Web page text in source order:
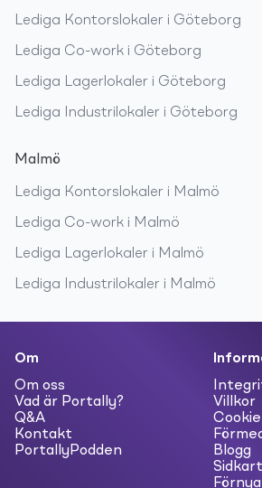
Lediga Kontorslokaler i Göteborg
Lediga Co-work i Göteborg
Lediga Lagerlokaler i Göteborg
Lediga Industrilokaler i Göteborg
Malmö
Lediga Kontorslokaler i Malmö
Lediga Co-work i Malmö
Lediga Lagerlokaler i Malmö
Lediga Industrilokaler i Malmö
Om
Om oss
Vad är Portally?
Q&A
Kontakt
PortallyPodden
Villkor
Blogg